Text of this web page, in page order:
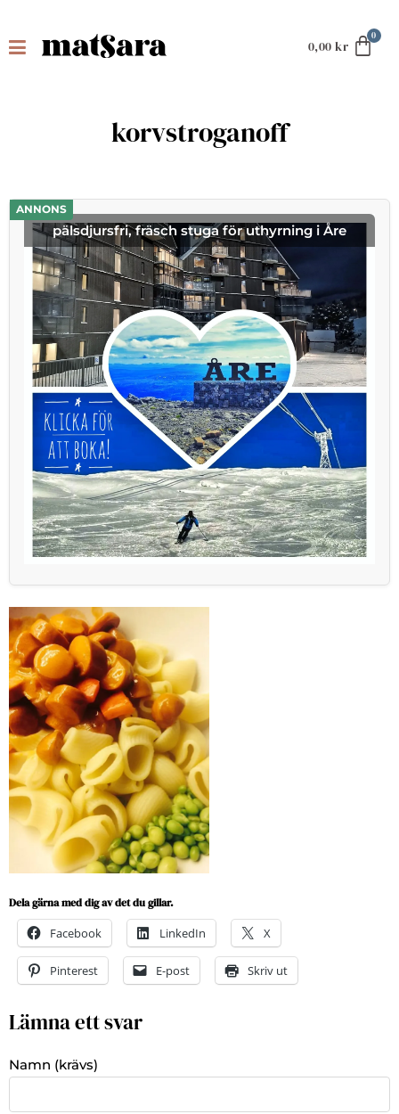
0,00 kr
korvstroganoff
ANNONS
pälsdjursfri, fräsch stuga för uthyrning i Åre
Dela gärna med dig av det du gillar.
Facebook LinkedIn X
Pinterest E-post Skriv ut
Lämna ett svar
Namn (krävs)